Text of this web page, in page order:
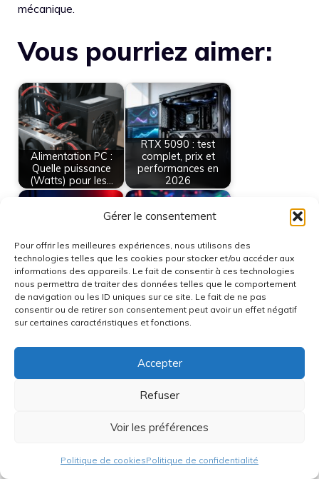
Gérer le consentement
Pour offrir les meilleures expériences, nous utilisons des
technologies telles que les cookies pour stocker et/ou accéder aux
informations des appareils. Le fait de consentir à ces technologies
nous permettra de traiter des données telles que le comportement
de navigation ou les ID uniques sur ce site. Le fait de ne pas
consentir ou de retirer son consentement peut avoir un effet négatif
sur certaines caractéristiques et fonctions.
Accepter
Refuser
Voir les préférences
Politique de cookiesPolitique de confidentialité
mécanique.
Vous pourriez aimer:
Alimentation PC :
Quelle puissance
(Watts) pour les…
RTX 5090 : test
complet, prix et
performances en
2026
Top 5 des GPU juin
2026
Test LC Power LC750
V2 31
de l’arctic et son
Cartes Graphique
Étiquettes
carte graphique,connecteur, fonte du connecteur